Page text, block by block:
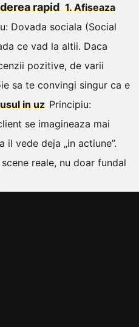
rapid 1. Afiseaza
Dovada sociala (Social
ce vad la altii. Daca
pozitive, de varii
sa te convingi singur ca e
in uz Principiu:
se imagineaza mai
vede deja „in actiune”.
reale, nu doar fundal